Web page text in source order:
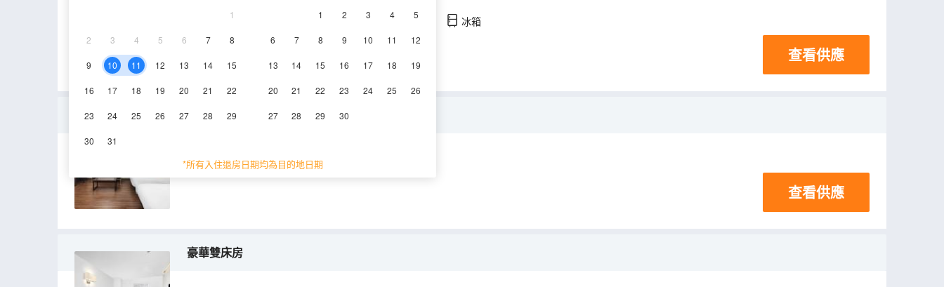
1
2 3 4 5 6 7 8
9 10 11 12 13 14 15
16 17 18 19 20 21 22
23 24 25 26 27 28 29
30 31
1
2 3 4 5
6 7 8 9 10 11 12
13 14 15 16 17 18 19
20 21 22 23 24 25 26
27 28 29 30
*所有入住退房日期均為目的地日期
空調 淋浴 電視機 冰箱
查看供應
家庭房
33㎡ 空調 電視機
查看供應
豪華雙床房